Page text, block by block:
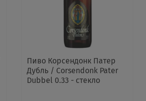
Пиво Корсендонк Патер
Дубль / Corsendonk Pater
Dubbel 0.33 - стекло